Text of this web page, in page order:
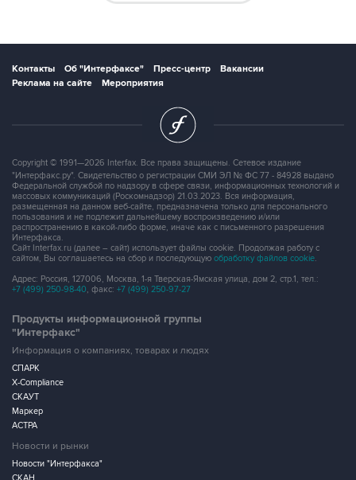
Контакты Об "Интерфаксе" Пресс-центр
Вакансии
Реклама на сайте
Мероприятия
Copyright © 1991—2026 Interfax. Все права защищены. Сетевое издание
"Интерфакс.ру". Свидетельство о регистрации СМИ ЭЛ № ФС 77 - 84928 выдано
Федеральной службой по надзору в сфере связи, информационных технологий и
массовых коммуникаций (Роскомнадзор) 21.03.2023. Вся информация,
размещенная на данном веб-сайте, предназначена только для персонального
пользования и не подлежит дальнейшему воспроизведению и/или
распространению в какой-либо форме, иначе как с письменного разрешения
Интерфакса.
Сайт Interfax.ru (далее – сайт) использует файлы cookie. Продолжая работу с
сайтом, Вы соглашаетесь на сбор и последующую обработку файлов cookie.
Адрес: Россия, 127006, Москва, 1-я Тверская-Ямская улица, дом 2, стр.1, тел.:
+7 (499) 250-98-40, факс: +7 (499) 250-97-27
Продукты информационной группы
"Интерфакс"
Информация о компаниях, товарах и людях
СПАРК
X-Compliance
СКАУТ
Маркер
АСТРА
Новости и рынки
Новости "Интерфакса"